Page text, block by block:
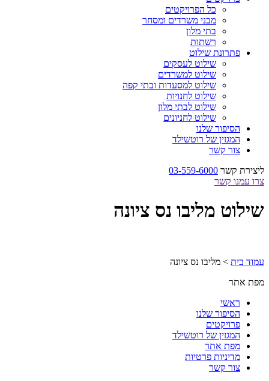
כל הפרויקטים
מבני משרדים ומסחר
בתי מלון
רשתות
פתרונת שילוט
שילוט לעסקים
שילוט למשרדים
שילוט למסעדות ובתי קפה
שילוט לחנויות
שילוט לבתי מלון
שילוט לחניונים
הסיפור שלנו
המגזין של רוטשילד
צור קשר
ליצירת קשר 03-559-6000
צרו עמנו קשר
שילוט מליבו נס ציונה
עמוד בית > מליבו נס ציונה
מפת אתר
ראשי
הסיפור שלנו
פרויקטים
המגזין של רוטשילד
מפת אתר
מדיניות פרטיות
צור קשר